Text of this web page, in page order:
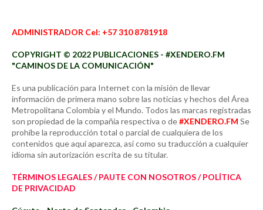
ADMINISTRADOR Cel: +57 310 8781918
COPYRIGHT © 2022 PUBLICACIONES - #XENDERO.FM
"CAMINOS DE LA COMUNICACIÓN"
Es una publicación para Internet con la misión de llevar
información de primera mano sobre las noticias y hechos del Área
Metropolitana Colombia y el Mundo. Todos las marcas registradas
son propiedad de la compañía respectiva o de#XENDERO.FM Se
prohíbe la reproducción total o parcial de cualquiera de los
contenidos que aquí aparezca, así como su traducción a cualquier
idioma sin autorización escrita de su titular.
TÉRMINOS LEGALES / PAUTE CON NOSOTROS / POLÍTICA
DE PRIVACIDAD